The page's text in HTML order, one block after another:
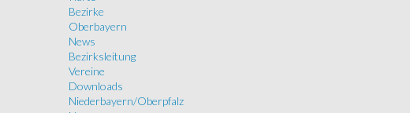
Bezirke
Oberbayern
News
Bezirksleitung
Vereine
Downloads
Niederbayern/Oberpfalz